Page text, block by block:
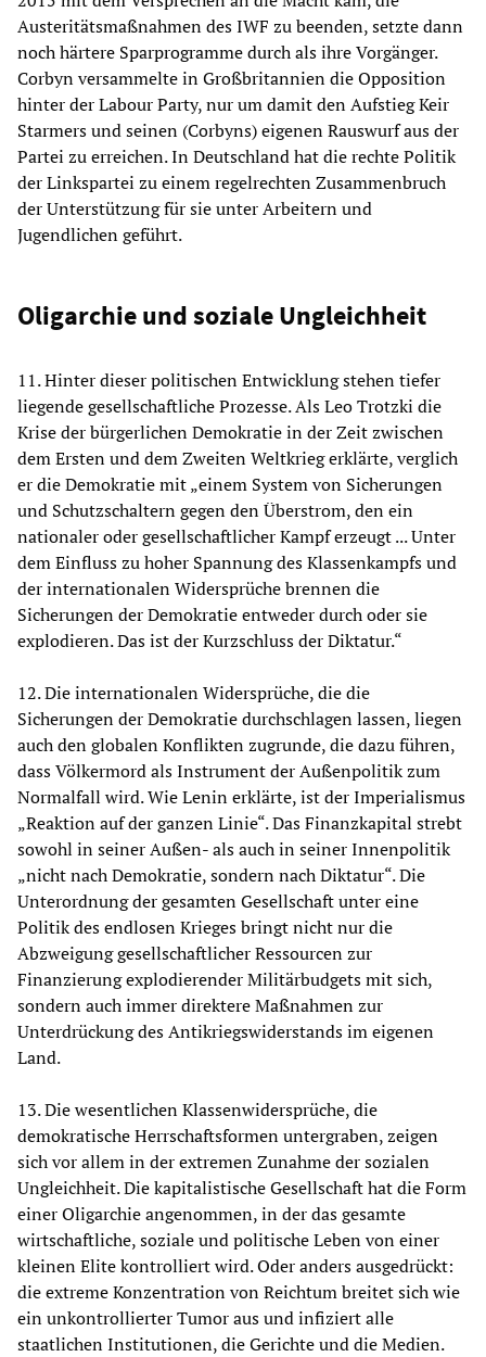
Austeritätsmaßnahmen des IWF zu beenden, setzte dann
noch härtere Sparprogramme durch als ihre Vorgänger.
Corbyn versammelte in Großbritannien die Opposition
hinter der Labour Party, nur um damit den Aufstieg Keir
Starmers und seinen (Corbyns) eigenen Rauswurf aus der
Partei zu erreichen. In Deutschland hat die rechte Politik
der Linkspartei zu einem regelrechten Zusammenbruch
der Unterstützung für sie unter Arbeitern und
Jugendlichen geführt.
Oligarchie und soziale Ungleichheit
11. Hinter dieser politischen Entwicklung stehen tiefer
liegende gesellschaftliche Prozesse. Als Leo Trotzki die
Krise der bürgerlichen Demokratie in der Zeit zwischen
dem Ersten und dem Zweiten Weltkrieg erklärte, verglich
er die Demokratie mit „einem System von Sicherungen
und Schutzschaltern gegen den Überstrom, den ein
nationaler oder gesellschaftlicher Kampf erzeugt ... Unter
dem Einfluss zu hoher Spannung des Klassenkampfs und
der internationalen Widersprüche brennen die
Sicherungen der Demokratie entweder durch oder sie
explodieren. Das ist der Kurzschluss der Diktatur.“
12. Die internationalen Widersprüche, die die
Sicherungen der Demokratie durchschlagen lassen, liegen
auch den globalen Konflikten zugrunde, die dazu führen,
dass Völkermord als Instrument der Außenpolitik zum
Normalfall wird. Wie Lenin erklärte, ist der Imperialismus
„Reaktion auf der ganzen Linie“. Das Finanzkapital strebt
sowohl in seiner Außen- als auch in seiner Innenpolitik
„nicht nach Demokratie, sondern nach Diktatur“. Die
Unterordnung der gesamten Gesellschaft unter eine
Politik des endlosen Krieges bringt nicht nur die
Abzweigung gesellschaftlicher Ressourcen zur
Finanzierung explodierender Militärbudgets mit sich,
sondern auch immer direktere Maßnahmen zur
Unterdrückung des Antikriegswiderstands im eigenen
Land.
13. Die wesentlichen Klassenwidersprüche, die
demokratische Herrschaftsformen untergraben, zeigen
sich vor allem in der extremen Zunahme der sozialen
Ungleichheit. Die kapitalistische Gesellschaft hat die Form
einer Oligarchie angenommen, in der das gesamte
wirtschaftliche, soziale und politische Leben von einer
kleinen Elite kontrolliert wird. Oder anders ausgedrückt:
die extreme Konzentration von Reichtum breitet sich wie
ein unkontrollierter Tumor aus und infiziert alle
staatlichen Institutionen, die Gerichte und die Medien.